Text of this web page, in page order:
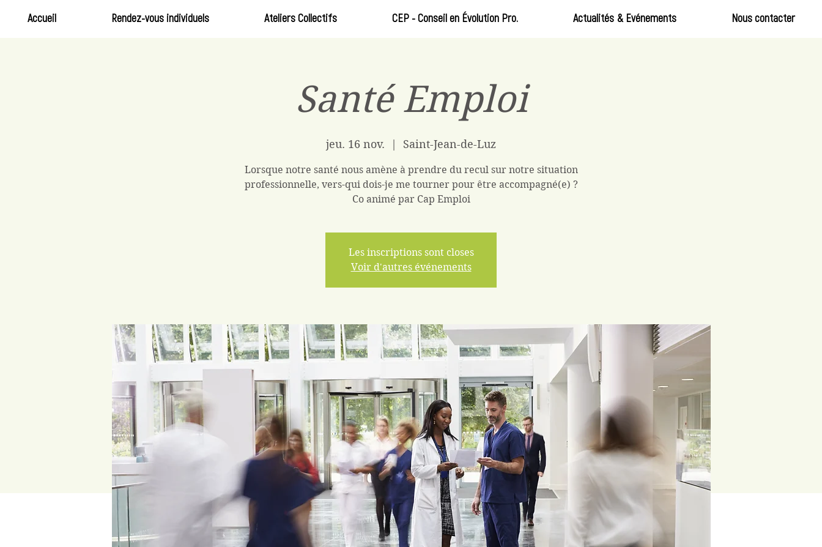
Accueil Rendez-vous individuels Ateliers Collectifs CEP - Conseil en Évolution Pro. Actualités & Evénements Nous contacter
Santé Emploi
jeu. 16 nov. Saint-Jean-de-Luz
Lorsque notre santé nous amène à prendre du recul sur notre situation
professionnelle, vers-qui dois-je me tourner pour être accompagné(e) ?
Co animé par Cap Emploi
Les inscriptions sont closes
Voir d'autres événements